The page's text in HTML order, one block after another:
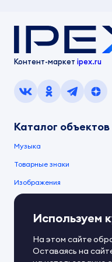
Контент-маркет ipex.ru
Каталог объектов
Музыка
Товарные знаки
Изображения
О компании
О сервисе
Документы IPEX
Контакты
Используем
На этом сайте
Оставаясь на